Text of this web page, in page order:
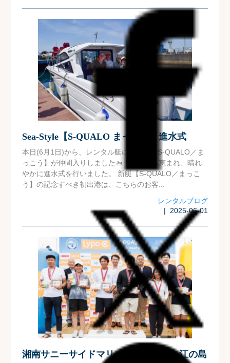
Sea-Style【S-QUALO まっこう】進水式
本日(6月1日)から、レンタル艇に新しく【S-QUALO／ま
っこう】が仲間入りしました🚤！天候にも恵まれ、晴れ
やかに進水式を行いました。 新艇【S-QUALO／まっこ
う】の記念すべき初出港は、こちらのお客...
レンタルブログ
| 2025-06-01
湘南サニーサイドマリーナヨット部、江の島